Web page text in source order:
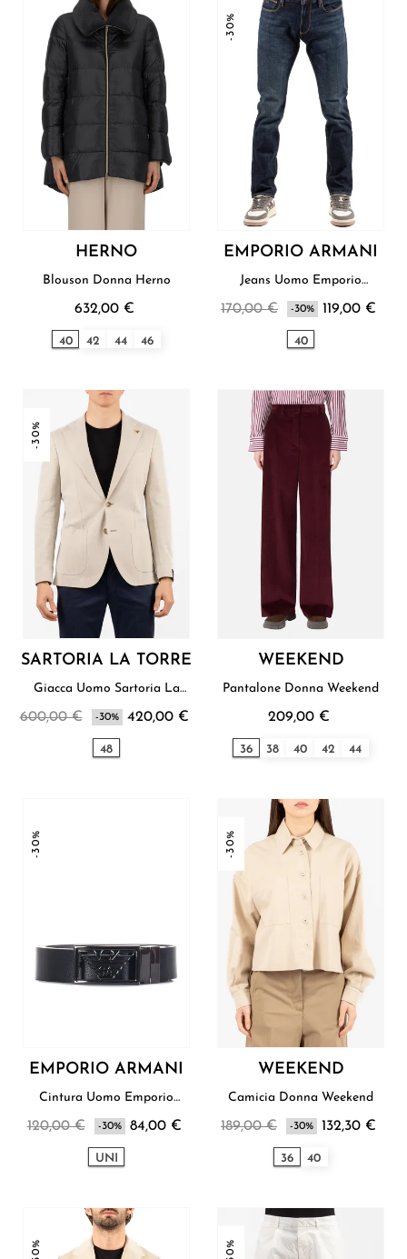
HERNO
Blouson Donna Herno
632,00 €
40 42 44 46
-30%
EMPORIO ARMANI
Jeans Uomo Emporio
170,00 € -30% 119,00 €
40
-30%
SARTORIA LA TORRE
Giacca Uomo Sartoria La
600,00 € -30% 420,00 €
48
WEEKEND
Pantalone Donna Weekend
209,00 €
36 38 40 42 44
-30%
EMPORIO ARMANI
Cintura Uomo Emporio
120,00 € -30% 84,00 €
UNI
-30%
WEEKEND
Camicia Donna Weekend
189,00 € -30% 132,30 €
36 40
-30% -30%